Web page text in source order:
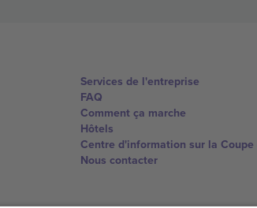
Services de l'entreprise
FAQ
Comment ça marche
Hôtels
Centre d'information sur la Coupe
Nous contacter